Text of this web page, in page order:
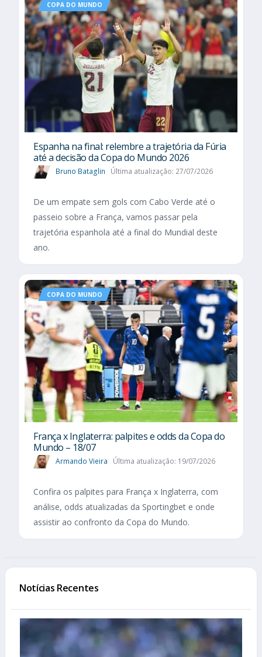
COPA DO MUNDO
Espanha na final: relembre a trajetória da Fúria
até a decisão da Copa do Mundo 2026
Bruno Bataglin Última atualização: 27/07/2026
De um empate sem gols com Cabo Verde até o
passeio sobre a França, vamos passar pela
trajetória espanhola até a final do Mundial deste
ano.
COPA DO MUNDO
França x Inglaterra: palpites e odds da Copa do
Mundo – 18/07
Armando Vieira Última atualização: 19/07/2026
Confira os palpites para França x Inglaterra, com
análise, odds atualizadas da Sportingbet e onde
assistir ao confronto da Copa do Mundo.
Notícias Recentes